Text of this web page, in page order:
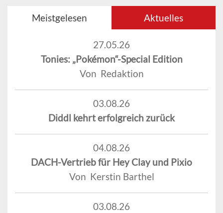
Meistgelesen Aktuelles
27.05.26
Tonies: „Pokémon“-Special Edition
Von Redaktion
03.08.26
Diddl kehrt erfolgreich zurück
04.08.26
DACH-Vertrieb für Hey Clay und Pixio
Von Kerstin Barthel
03.08.26